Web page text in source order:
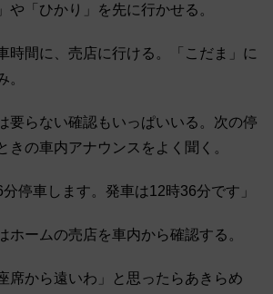
や「ひかり」を先に行かせる。
時間に、売店に行ける。「こだま」に
。
要らない確認もいっぱいいる。次の停
きの車内アナウンスをよく聞く。
分停車します。発車は12時36分です」
ホームの売店を車内から確認する。
席から遠いわ」と思ったらあきらめ